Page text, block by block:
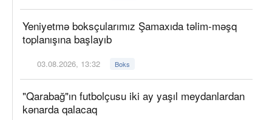
Yeniyetmə boksçularımız Şamaxıda təlim-məşq
toplanışına başlayıb
03.08.2026, 13:32 Boks
"Qarabağ"ın futbolçusu iki ay yaşıl meydanlardan
kənarda qalacaq